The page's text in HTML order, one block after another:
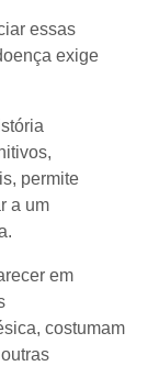
essas
exige
permite
a um
em
costumam